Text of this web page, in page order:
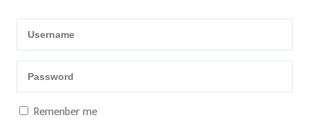
Remenber me